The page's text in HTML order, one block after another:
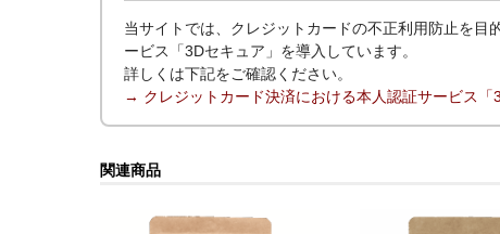
当サイトでは、クレジットカードの不正利用防止を
ービス「3Dセキュア」を導入しています。
詳しくは下記をご確認ください。
→ クレジットカード決済における本人認証サービス「
関連商品